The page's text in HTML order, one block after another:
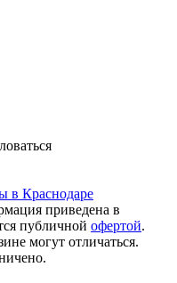
в Краснодаре
приведена в
публичной офертой.
могут отличаться.